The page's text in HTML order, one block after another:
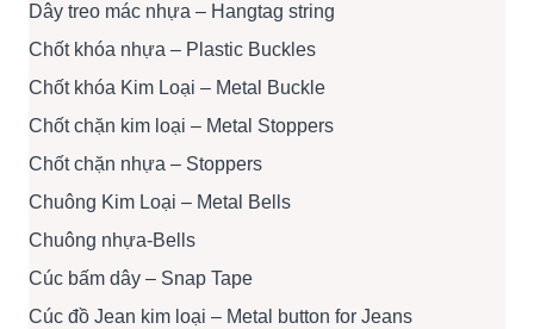
Dây treo mác nhựa – Hangtag string
Chốt khóa nhựa – Plastic Buckles
Chốt khóa Kim Loại – Metal Buckle
Chốt chặn kim loại – Metal Stoppers
Chốt chặn nhựa – Stoppers
Chuông Kim Loại – Metal Bells
Chuông nhựa-Bells
Cúc bấm dây – Snap Tape
Cúc đồ Jean kim loại – Metal button for Jeans